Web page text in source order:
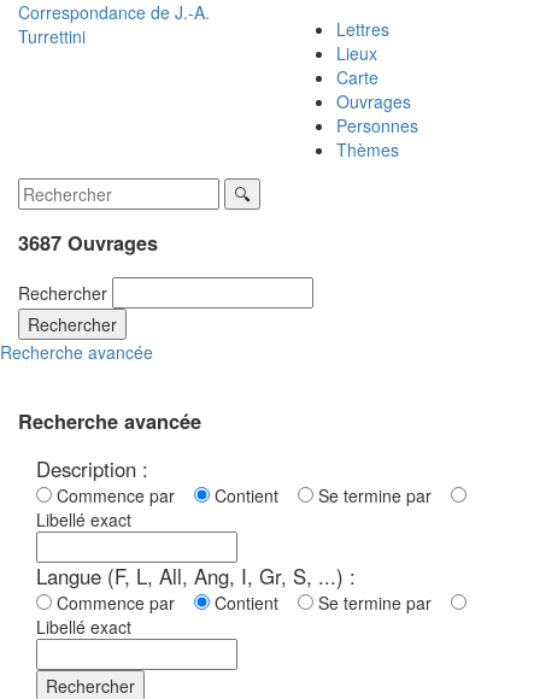
Correspondance de J.-A.
Turrettini
Lettres
Lieux
Carte
Ouvrages
Personnes
Thèmes
3687 Ouvrages
Rechercher
Rechercher
Recherche avancée
Recherche avancée
Description :
Commence par Contient
Se termine par
Libellé exact
Langue (F, L, All, Ang, I, Gr, S, ...) :
Commence par Contient
Se termine par
Libellé exact
Rechercher